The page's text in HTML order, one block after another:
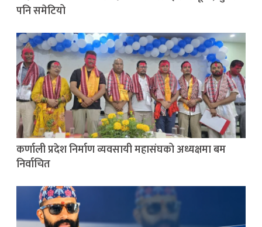
पनि समेटियो
कर्णाली प्रदेश निर्माण व्यवसायी महासंघको अध्यक्षमा बम
निर्वाचित